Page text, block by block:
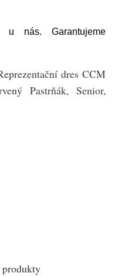
u nás. Garantujeme
dres CCM
Pastrňák, Senior,
produkty